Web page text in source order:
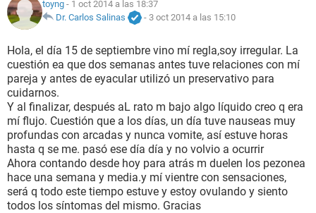
NUTRICIÓN
BIENESTAR
SEXUALIDAD
GLOSARIO
toyng - 1 oct 2014 a las 18:37
Dr. Carlos Salinas
- 3 oct 2014 a las 15:10
Hola, el día 15 de septiembre vino mí regla,soy irregular. La
cuestión ea que dos semanas antes tuve relaciones con mí
pareja y antes de eyacular utilizó un preservativo para
cuidarnos.
Y al finalizar, después aL rato m bajo algo líquido creo q era
mí flujo. Cuestión que a los días, un día tuve nauseas muy
profundas con arcadas y nunca vomite, así estuve horas
hasta q se me. pasó ese día día y no volvio a ocurrir
Ahora contando desde hoy para atrás m duelen los pezonea
hace una semana y media.y mí vientre con sensaciones,
será q todo este tiempo estuve y estoy ovulando y siento
todos los síntomas del mismo. Gracias